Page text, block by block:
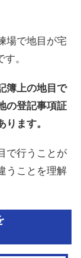
場で地目が宅
。
簿上の地目で
の登記事項証
ます。
で行うことが
うことを理解